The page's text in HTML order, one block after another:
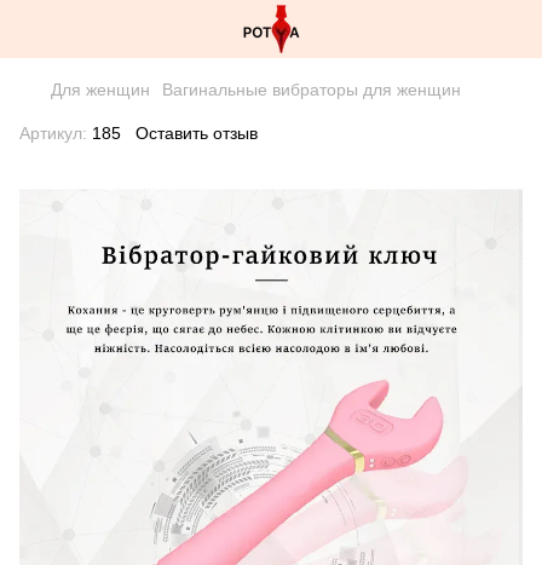
Для женщин Вагинальные вибраторы для женщин
Артикул: 185 Оставить отзыв